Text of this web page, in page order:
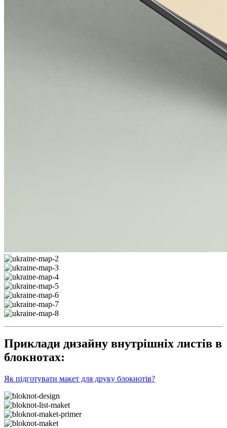
Приклади дизайну внутрішніх листів в
блокнотах:
Як підготувати макет для друку блокнотів?